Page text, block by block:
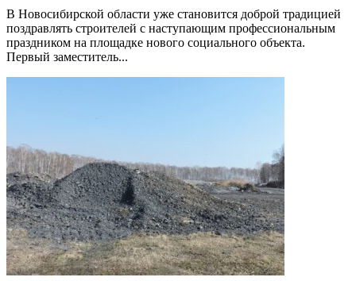
В Новосибирской области уже становится доброй традицией
поздравлять строителей с наступающим профессиональным
праздником на площадке нового социального объекта.
Первый заместитель...